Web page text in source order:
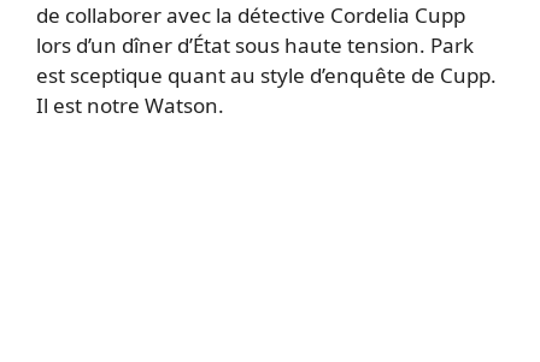
de collaborer avec la détective Cordelia Cupp
lors d’un dîner d’État sous haute tension. Park
est sceptique quant au style d’enquête de Cupp.
Il est notre Watson.